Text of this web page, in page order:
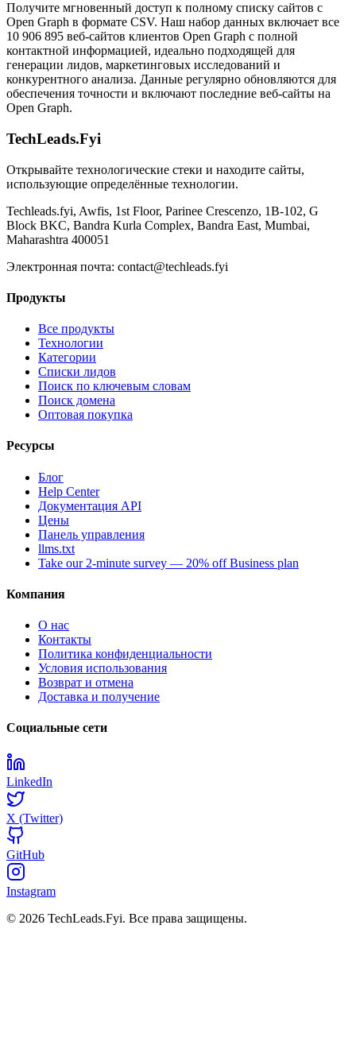
Получите мгновенный доступ к полному списку сайтов с
Open Graph в формате CSV. Наш набор данных включает все
10 906 895 веб-сайтов клиентов Open Graph с полной
контактной информацией, идеально подходящей для
генерации лидов, маркетинговых исследований и
конкурентного анализа. Данные регулярно обновляются для
обеспечения точности и включают последние веб-сайты на
Open Graph.
TechLeads.Fyi
Открывайте технологические стеки и находите сайты,
использующие определённые технологии.
Techleads.fyi, Awfis, 1st Floor, Parinee Crescenzo, 1B-102, G
Block BKC, Bandra Kurla Complex, Bandra East, Mumbai,
Maharashtra 400051
Электронная почта: contact@techleads.fyi
Продукты
Все продукты
Технологии
Категории
Списки лидов
Поиск по ключевым словам
Поиск домена
Оптовая покупка
Ресурсы
Блог
Help Center
Документация API
Цены
Панель управления
llms.txt
Take our 2-minute survey — 20% off Business plan
Компания
О нас
Контакты
Политика конфиденциальности
Условия использования
Возврат и отмена
Доставка и получение
Социальные сети
LinkedIn
X (Twitter)
GitHub
Instagram
© 2026 TechLeads.Fyi. Все права защищены.